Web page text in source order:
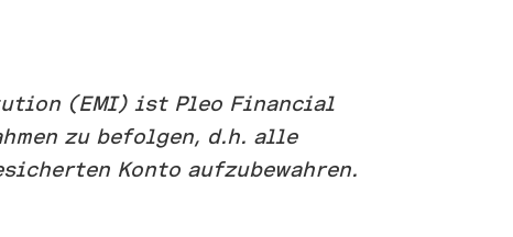
(EMI) ist Pleo Financial
zu befolgen, d.h. alle
Konto aufzubewahren.